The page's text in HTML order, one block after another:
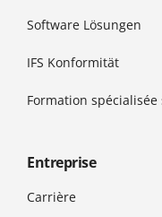
Software Lösungen
IFS Konformität
Formation
Entreprise
Carrière